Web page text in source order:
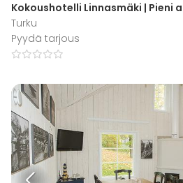
Kokoushotelli Linnasmäki | Pieni
Turku
Pyydä tarjous